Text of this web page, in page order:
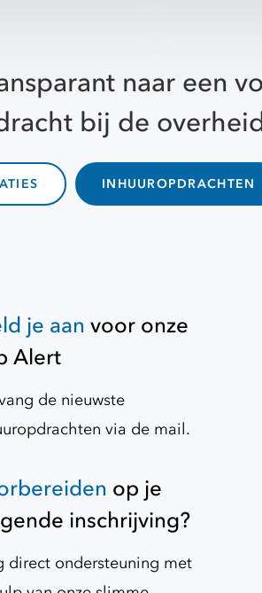
naar een
bij de
INHUUROPDRACHTEN
je aan voor onze
Alert
de nieuwste
via de mail.
op je
inschrijving?
direct ondersteuning met